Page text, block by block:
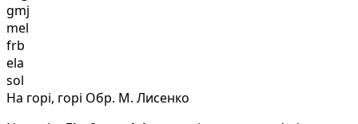
gmj
mel
frb
ela
sol
На горі, горі Обр. М. Лисенко